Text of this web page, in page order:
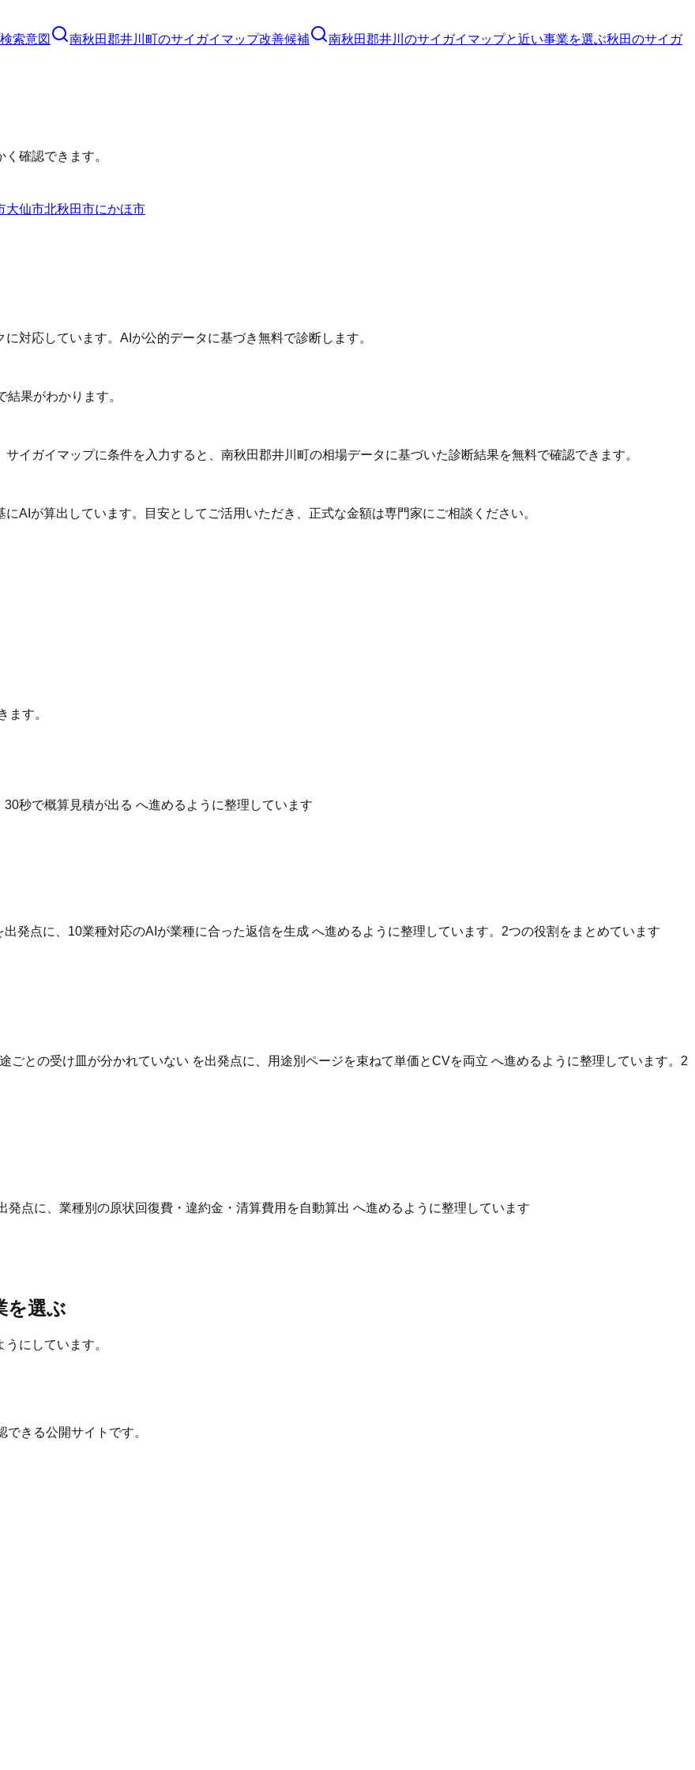
検索意図 南秋田郡井川町のサイガイマップ改善候補 南秋田郡井川のサイガイマップと近い事業を選ぶ秋田のサイガ
確認できます。
大仙市北秋田市にかほ市
対応しています。AIが公的データに基づき無料で診断します。
果がわかります。
イガイマップに条件を入力すると、南秋田郡井川町の相場データに基づいた診断結果を無料で確認できます。
AIが算出しています。目安としてご活用いただき、正式な金額は専門家にご相談ください。
ます。
秒で概算見積が出る へ進めるように整理しています
発点に、10業種対応のAIが業種に合った返信を生成 へ進めるように整理しています。2つの役割をまとめています
との受け皿が分かれていない を出発点に、用途別ページを束ねて単価とCVを両立 へ進めるように整理しています。2
点に、業種別の原状回復費・違約金・清算費用を自動算出 へ進めるように整理しています
を選ぶ
にしています。
きる公開サイトです。